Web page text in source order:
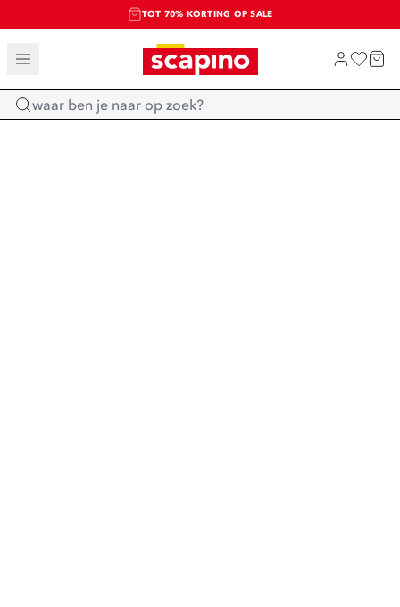
TOT 70% KORTING OP SALE
SALE: LAATSTE KANS!
SHOP NIEUW
Home